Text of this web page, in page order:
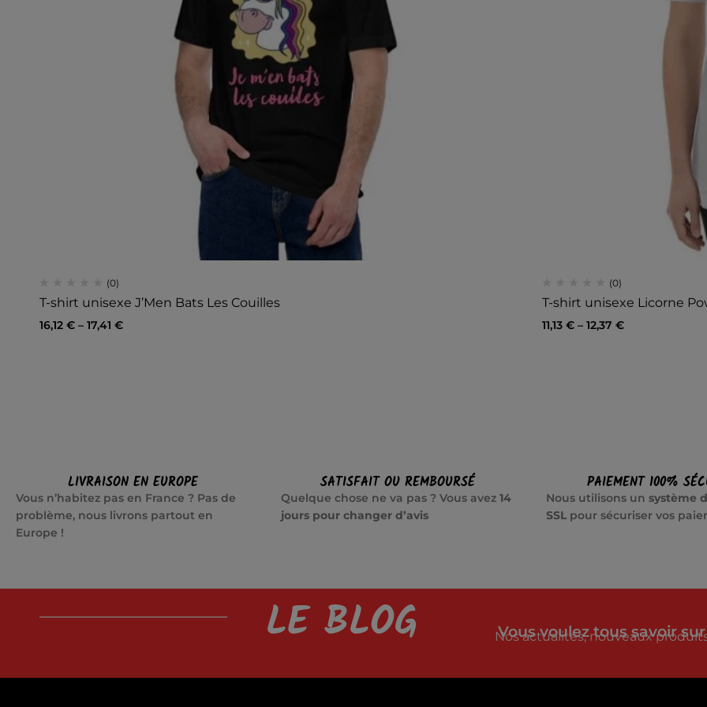
(0)
T-shirt unisexe J’Men Bats Les Couilles
16,12 € – 17,41 €
(0)
T-shirt unisexe Licorne
11,13 € – 12,37 €
LIVRAISON EN EUROPE
Vous n’habitez pas en France ? Pas de
problème, nous livrons partout en
Europe !
SATISFAIT OU REMBOURSÉ
Quelque chose ne va pas ? Vous avez 14
jours pour changer d’avis
PAIEMENT 100%
Nous utilisons un système
SSL pour sécuriser vos
LE BLOG Vous voulez tous savoir
Nos actualités, nouveaux